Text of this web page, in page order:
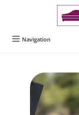
Navigation